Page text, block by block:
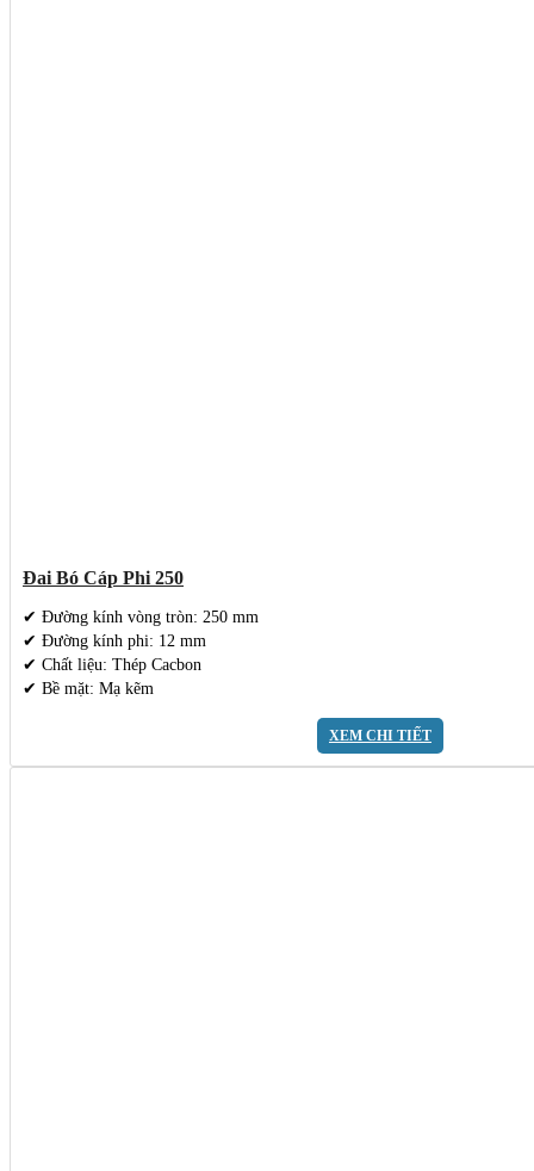
Đai Bó Cáp Phi 250
✔ Đường kính vòng tròn: 250 mm
✔ Đường kính phi: 12 mm
✔ Chất liệu: Thép Cacbon
✔ Bề mặt: Mạ kẽm
XEM CHI TIẾT